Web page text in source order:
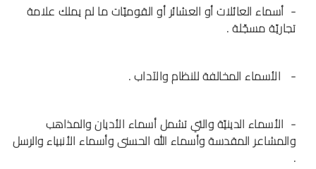
- أسماء العائلات أو العشائر أو القوميّات ما لم يملك علامة
تجاريّة مسجّلة .
- الأسماء المخالفة للنظام والآداب .
- الأسماء الدينيّة والتي تشمل أسماء الأديان والمذاهب
والمشاعر المقدسة وأسماء الله الحسنى وأسماء الأنبياء والرسل
.